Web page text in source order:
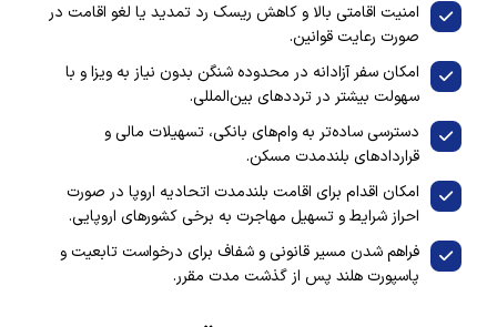
امنیت اقامتی بالا و کاهش ریسک رد تمدید یا لغو اقامت در
صورت رعایت قوانین.
امکان سفر آزادانه در محدوده شنگن بدون نیاز به ویزا و با
سهولت بیشتر در ترددهای بین‌المللی.
دسترسی ساده‌تر به وام‌های بانکی، تسهیلات مالی و
قراردادهای بلندمدت مسکن.
امکان اقدام برای اقامت بلندمدت اتحادیه اروپا در صورت
احراز شرایط و تسهیل مهاجرت به برخی کشورهای اروپایی.
فراهم شدن مسیر قانونی و شفاف برای درخواست تابعیت و
پاسپورت هلند پس از گذشت مدت مقرر.